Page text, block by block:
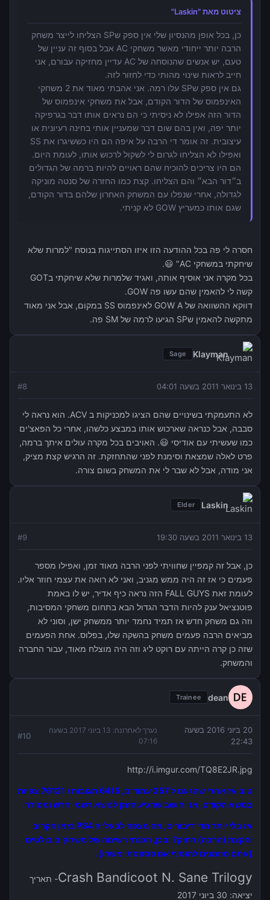
ציטוט מאת "Laskin"
כן, בכל אופן מהנסיון שלי אין ספק שSP הצליחו לייצר משחק
הרבה יותר ייחודי מאשר משחקי AC אבל בסוף זה עניין של
טעם, יש אנשים שהנוסחה של AC עדיין מחזיקה עבורם, אני
חייב לראות שינוי מהותי כדי לחזור לזה.
גם אין ספק שSP עלו רמה. אני אהבתי מאוד את 2 משחקי
האינפמוס של הדור הקודם, אבל את משחקי אינפמוס של
הדור הזה אפילו לא ניסיתי כי הם נראים אותו דבר בגרפיקה
יותר יפה, ואין בהם שום דבר שמעניין אותי בחינה רעיונית או
עיצובית. זה אומר די הרבה על איפה הם היו כששיגרו את SS
ואפילו לא הצליחו לגרום לי לשקול לרכוש אותו, לעומת היום.
הם היו צריכים להוכיח שהם ראויים להיות ברמה של הגדולים
ב״דור הבא״ והם הצליחו. קצת כמו החזרה של סנטה מוניקה
לגדולה, אחרי שנפלו עם המשחק האחרון שלהם בדור הקודם,
שגם אותו כמעריץ GOW לא קניתי.
חסרה לי פה בכל ההודעה הזו איזו הסתייגות בנוסח "למרות שלא
שיחקתי במשחקי AC" 😃.
בכל מקרה אני אוסיף אותה, ואגיד שלמרות שלא שיחקתי בGOT
קשה לי להאמין שהם עשו פה GOW.
דווקא ההשוואה של GOW A לאינפמוס SS במקום, אבל אני מאוד
מתקשה להאמין שSP הגיעו לרמה של SM פה.
Klayman
Sage
13 בינואר 2011 בשעה 04:01 #8
לא התעמקתי בשינויים שהם הציגו למכניקות ב ACV. הוא נראה לי
סבבה, אבל כנראה שארכוש אותו במבצע כלשהו, אחרי כל הפאצ'ים
כמו שעשיתי עם אודיסי 😃. האויבים בכל מקרה עולים איתך ברמה,
פרט לאלה שמצאת וסימנת לפני שהתחזקת. זה הרגיש קצת מציק,
אני מודה, אבל לא שבר לי את המשחק בשום צורה.
Laskin
Elder
13 בינואר 2011 בשעה 19:30 #9
כן, אבל זה קמפיין שחוויתי לפני הרבה מאוד זמן, ואפילו מספר
פעמים כי אז זה היה ממש מגניב, ואני לא רואה את עצמי חוזר אליו.
לעומת זאת FALL GUYS הזה נראה כיף אדיר, יש לו באמת
פוטנציאל ענק להיות הדבר הגדול הבא בתחום משחקי המסיבות,
וזה גם משחק חדש אז תמיד נחמד יותר ממשחק ישן, וסוני לא
מביאים הרבה פעמים משחק בהשקה שלו, בפלוס. אחת הפעמים
שזה כן קרה הייתה עם רוקט ליג וזה היה מוצלח מאוד, עבור החברה
והמשחק.
dean
Trainee
20 ביוני 2016 בשעה
22:43
נערך לאחרונה:
13 ביוני 2017 בשעה
07:16
#10
http://i.imgur.com/TQ8E2JR.jpg
טוב אז אחרי שהגענו ל 257 עמודים, 6415 תגובות ו 76121 צפיות
בנושא הקודם, אני חושב שהגיע הזמן לנושא רשמי חדש ומסודר.
אז בלי יותר מדי דיבורים, מה מצפה לבעלי ה PS4 בזמן הקרוב
והקצת (הרבה) רחוק? ובכן, הכנתי רשימה של משחקים בולטים
(אתם מוזמנים להוסיף אם פספסתי משהו).
Crash Bandicoot N. Sane Trilogy- תאריך
יציאה: 30 ביוני 2017